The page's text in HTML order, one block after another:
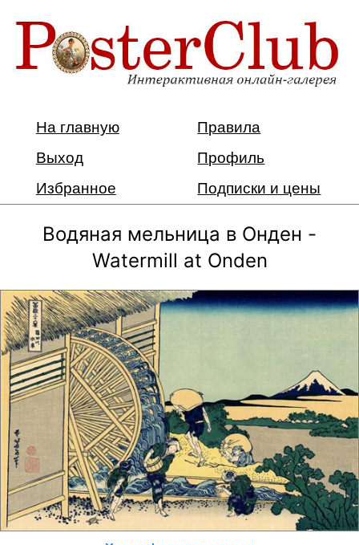
На главную
Правила
Выход
Профиль
Избранное
Подписки и цены
Водяная мельница в Онден -
Watermill at Onden